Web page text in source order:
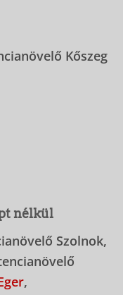
Kőszeg
nélkül
Szolnok,
,